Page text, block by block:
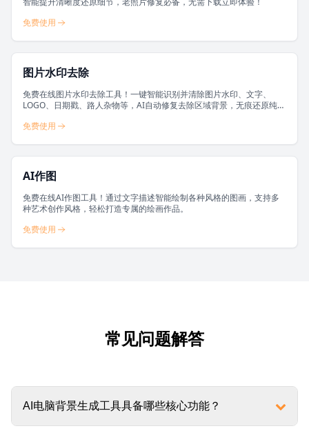
免费使用
图片水印去除
免费在线图片水印去除工具！一键智能识别并清除图片水印、文字、
LOGO、日期戳、路人杂物等，AI自动修复去除区域背景，无痕还原纯净
免费使用
AI作图
免费在线AI作图工具！通过文字描述智能绘制各种风格的图画，支持多
种艺术创作风格，轻松打造专属的绘画作品。
免费使用
常见问题解答
AI电脑背景生成工具具备哪些核心功能？